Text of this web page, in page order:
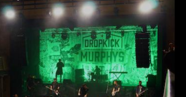
ANDIYAH - «Frequency»